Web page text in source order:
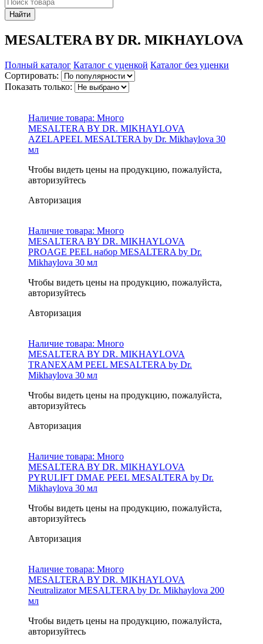
Найти
MESALTERA BY DR. MIKHAYLOVA
Полный каталог Каталог с уценкой Каталог без уценки
Сортировать:
Показать только:
Наличие товара: Много
MESALTERA BY DR. MIKHAYLOVA
AZELAPEEL MESALTERA by Dr. Mikhaylova 30
мл
Чтобы видеть цены на продукцию, пожалуйста,
авторизуйтесь
Авторизация
Наличие товара: Много
MESALTERA BY DR. MIKHAYLOVA
PROAGE PEEL набор MESALTERA by Dr.
Mikhaylova 30 мл
Чтобы видеть цены на продукцию, пожалуйста,
авторизуйтесь
Авторизация
Наличие товара: Много
MESALTERA BY DR. MIKHAYLOVA
TRANEXAM PEEL MESALTERA by Dr.
Mikhaylova 30 мл
Чтобы видеть цены на продукцию, пожалуйста,
авторизуйтесь
Авторизация
Наличие товара: Много
MESALTERA BY DR. MIKHAYLOVA
PYRULIFT DMAE PEEL MESALTERA by Dr.
Mikhaylova 30 мл
Чтобы видеть цены на продукцию, пожалуйста,
авторизуйтесь
Авторизация
Наличие товара: Много
MESALTERA BY DR. MIKHAYLOVA
Neutralizator MESALTERA by Dr. Mikhaylova 200
мл
Чтобы видеть цены на продукцию, пожалуйста,
авторизуйтесь